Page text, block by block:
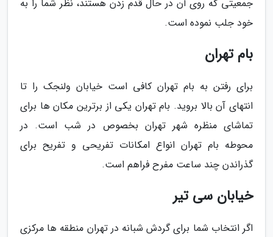
جمعیتی که روی آن در حال قدم زدن هستند، نظر شما را به
خود جلب نموده است.
بام تهران
برای رفتن به بام تهران کافی است خیابان ولنجک را تا
انتهای آن بالا بروید. بام تهران یکی از برترین مکان ها برای
تماشای منظره شهر تهران بخصوص در شب است. در
محوطه بام تهران انواع امکانات تفریحی و تفریح برای
گذراندن چند ساعت مفرح فراهم است.
خیابان سی تیر
اگر انتخاب شما برای گردش شبانه در تهران منطقه ها مرکزی